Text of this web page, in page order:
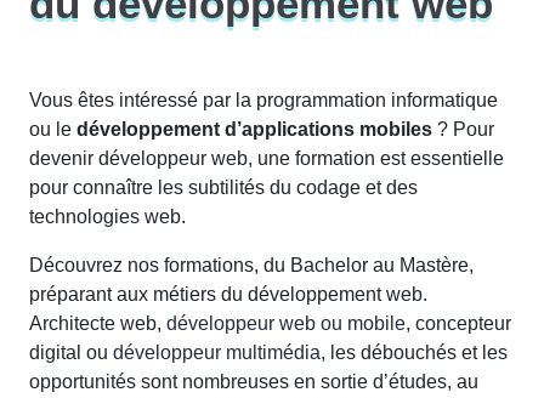
Vous êtes intéressé par la programmation informatique
ou le développement d’applications mobiles ? Pour
devenir développeur web, une formation est essentielle
pour connaître les subtilités du codage et des
technologies web.
Découvrez nos formations, du Bachelor au Mastère,
préparant aux métiers du développement web.
Architecte web, développeur web ou mobile, concepteur
digital ou développeur multimédia, les débouchés et les
opportunités sont nombreuses en sortie d’études, au